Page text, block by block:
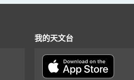
我的天文台